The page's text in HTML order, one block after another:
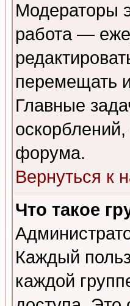
Модераторы
работа —
перемещать
Главные
форума.
Вернуться к
Что такое
Каждый
каждой